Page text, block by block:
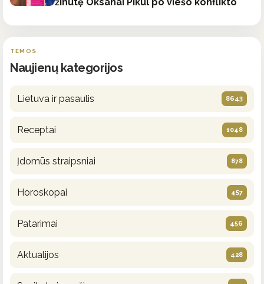
TEMOS
Naujienų kategorijos
Lietuva ir pasaulis 8643
Receptai 1048
Įdomūs straipsniai 878
Horoskopai 457
Patarimai 456
Aktualijos 428